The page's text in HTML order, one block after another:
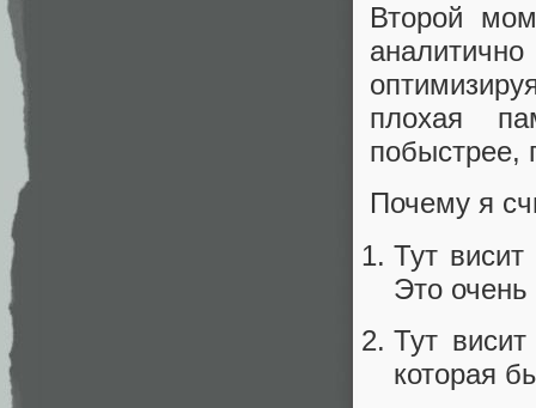
Второй
плохая
побыстрее,
Почему я
Тут
Это
Тут
которая